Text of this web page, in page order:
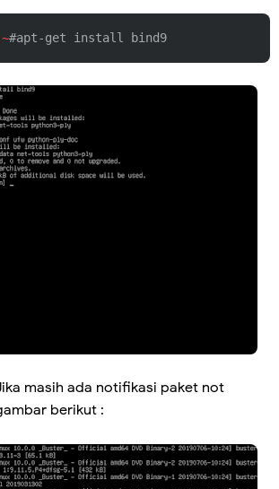
#apt-get install bind9
masih ada notifikasi paket not
berikut :